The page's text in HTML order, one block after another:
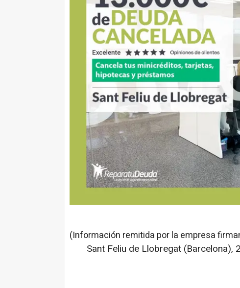
(Información remitida por la empresa
Sant Feliu de Llobregat (Barcelona),